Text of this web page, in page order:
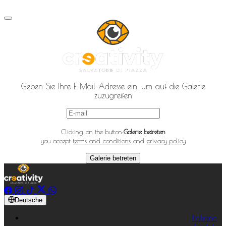
Geben Sie Ihre E-Mail-Adresse ein, um auf die Galerie
zuzugreifen
Clicking on the button:Galerie betreten
you accept terms and conditionsand privacy policy
Galerie betreten
Deutsche
Italiano